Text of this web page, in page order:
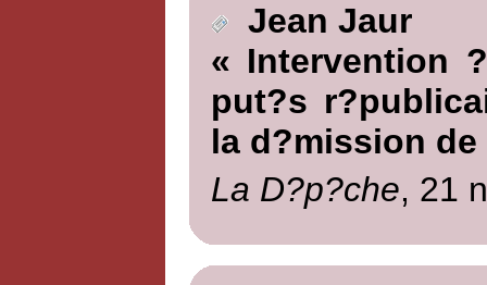
Jean Jaur
« Intervention
put?s
la d?mission de
La D?p?che, 21